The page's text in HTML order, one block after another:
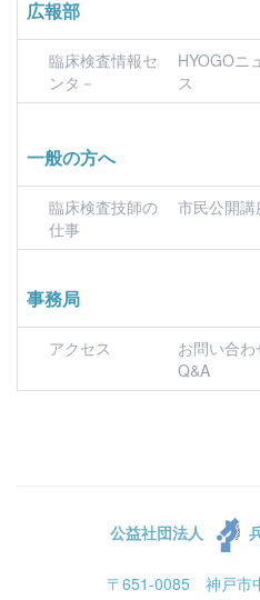
広報部
臨床検査情報セ
ンタ－
HYOGOニ
ス
一般の方へ
臨床検査技師の
仕事
市民公開講
事務局
アクセス
お問い合わ
Q&A
公益社団法人
〒651-0085 神戸市